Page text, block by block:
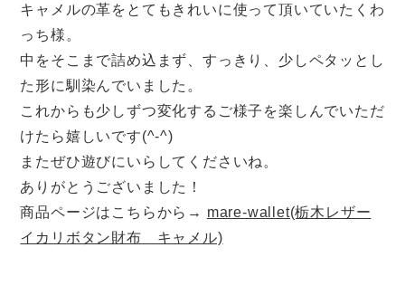
キャメルの革をとてもきれいに使って頂いていたくわ
っち様。
中をそこまで詰め込まず、すっきり、少しペタッとし
た形に馴染んでいました。
これからも少しずつ変化するご様子を楽しんでいただ
けたら嬉しいです(^-^)
またぜひ遊びにいらしてくださいね。
ありがとうございました！
商品ページはこちらから→ mare-wallet(栃木レザー
イカリボタン財布 キャメル)